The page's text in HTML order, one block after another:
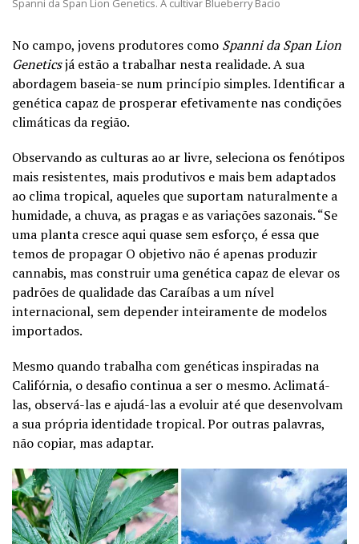
Spanni da Span Lion Genetics. A cultivar Blueberry Bacio
No campo, jovens produtores como Spanni da Span Lion
Geneticsjá estão a trabalhar nesta realidade. A sua
abordagem baseia-se num princípio simples. Identificar a
genética capaz de prosperar efetivamente nas condições
climáticas da região.
Observando as culturas ao ar livre, seleciona os fenótipos
mais resistentes, mais produtivos e mais bem adaptados
ao clima tropical, aqueles que suportam naturalmente a
humidade, a chuva, as pragas e as variações sazonais. “Se
uma planta cresce aqui quase sem esforço, é essa que
temos de propagar O objetivo não é apenas produzir
cannabis, mas construir uma genética capaz de elevar os
padrões de qualidade das Caraíbas a um nível
internacional, sem depender inteiramente de modelos
importados.
Mesmo quando trabalha com genéticas inspiradas na
Califórnia, o desafio continua a ser o mesmo. Aclimatá-
las, observá-las e ajudá-las a evoluir até que desenvolvam
a sua própria identidade tropical. Por outras palavras,
não copiar, mas adaptar.